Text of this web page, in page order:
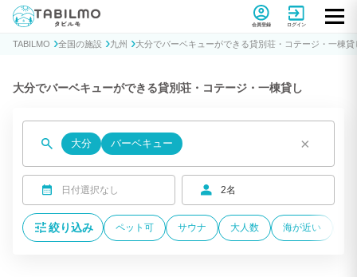
貸別荘コテージ・一棟貸し宿泊予約サイトTABILMO(タビルモ)
会員登録 ログイン
TABILMO 全国の施設 九州 大分でバーベキューができる貸別荘・コテージ・一棟貸
大分でバーベキューができる貸別荘・コテージ・一棟貸し
大分 バーベキュー ×
日付選択なし 2名
絞り込み ペット可 サウナ 大人数 海が近い